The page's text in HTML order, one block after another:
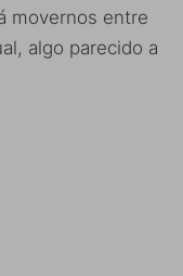
movernos entre
algo parecido a